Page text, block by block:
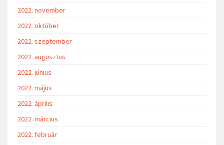
2022. november
2022. október
2022. szeptember
2022. augusztus
2022. június
2022. május
2022. április
2022. március
2022. február